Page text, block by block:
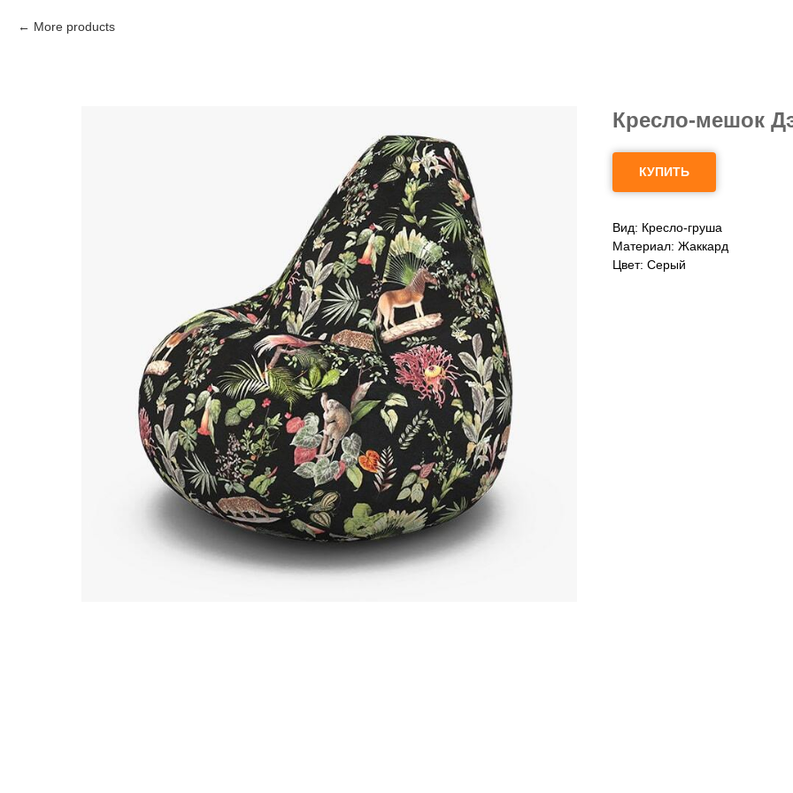
More products
Кресло-мешок
КУПИТЬ
Вид: Кресло-груша
Материал: Жаккард
Цвет: Серый